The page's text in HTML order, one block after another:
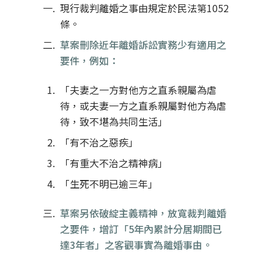
現行裁判離婚之事由規定於民法第1052
條。
草案刪除近年離婚訴訟實務少有適用之
要件，例如：
「夫妻之一方對他方之直系親屬為虐
待，或夫妻一方之直系親屬對他方為虐
待，致不堪為共同生活」
「有不治之惡疾」
「有重大不治之精神病」
「生死不明已逾三年」
草案另依破綻主義精神，放寬裁判離婚
之要件，增訂「5年內累計分居期間已
達3年者」之客觀事實為離婚事由。